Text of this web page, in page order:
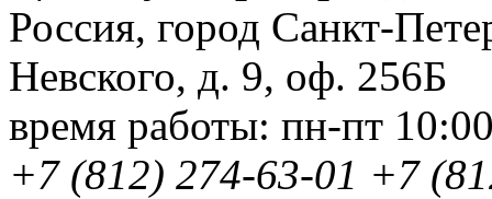
Россия, город Санкт-
Невского, д. 9, оф. 256Б
время работы: пн-пт
+7 (812) 274-63-01 +7